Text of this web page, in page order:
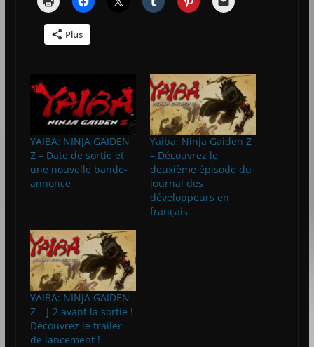
Plus
YAIBA: NINJA GAIDEN
Z – Date de sortie et
une nouvelle bande-
annonce
Yaiba: Ninja Gaiden Z
– Découvrez le
deuxième épisode du
journal des
développeurs en
français
YAIBA: NINJA GAIDEN
Z – J-2 avant la sortie !
Découvrez le trailer
de lancement !